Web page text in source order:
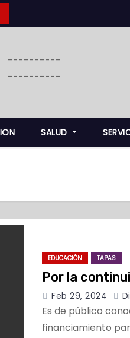
----------
----------
SALUD
EDUCACIÓN TAPAS
Por la
Feb 29, 2024
Es de público
financiamiento